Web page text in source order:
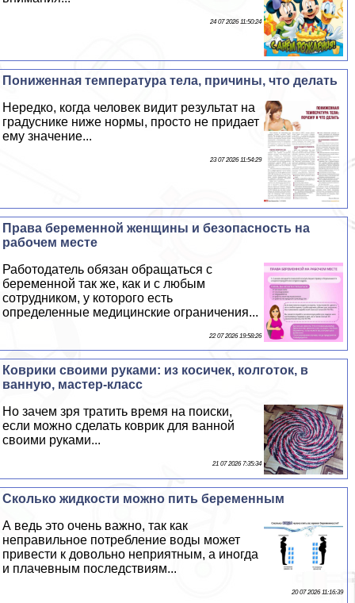
24 07 2026 11:50:24
Пониженная температура тела, причины, что делать
Нередко, когда человек видит результат на
градуснике ниже нормы, просто не придает
ему значение...
23 07 2026 11:54:29
Права беременной женщины и безопасность на
рабочем месте
Работодатель обязан обращаться с
беременной так же, как и с любым
сотрудником, у которого есть
определенные медицинские ограничения...
22 07 2026 19:58:26
Коврики своими руками: из косичек, колготок, в
ванную, мастер-класс
Но зачем зря тратить время на поиски,
если можно сделать коврик для ванной
своими руками...
21 07 2026 7:35:34
Сколько жидкости можно пить беременным
А ведь это очень важно, так как
неправильное потрeбление воды может
привести к довольно неприятным, а иногда
и плачевным последствиям...
20 07 2026 11:16:39